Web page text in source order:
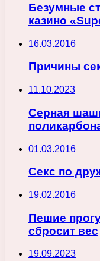
Безумные
казино
16.03.2016
Причины
11.10.2023
Серная
01.03.2016
Секс по
19.02.2016
Пешие
сбросит вес
19.09.2023